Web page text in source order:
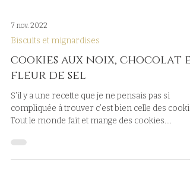
7 nov. 2022
Biscuits et mignardises
cookies aux noix, chocolat
fleur de sel
S’il y a une recette que je ne pensais pas si
compliquée à trouver c’est bien celle des
Tout le monde fait et mange des cookies....